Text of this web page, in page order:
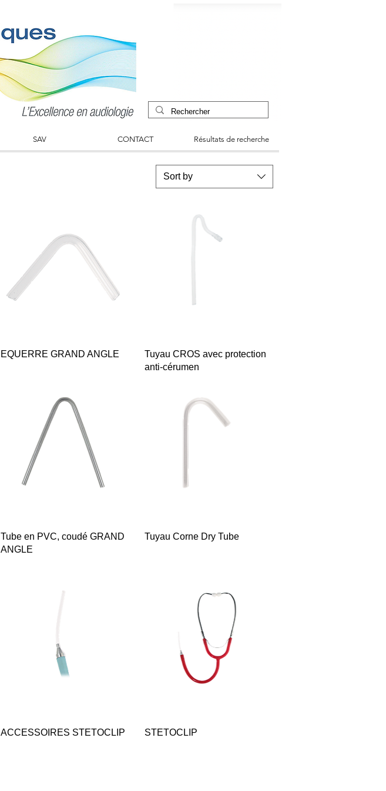
SAV CONTACT Résultats de recherche
Sort by
Quick View
EQUERRE GRAND ANGLE Quick View
Tuyau CROS avec protection
anti-cérumen
Quick View
Tube en PVC, coudé GRAND
ANGLE
Quick View
Tuyau Corne Dry Tube
Quick View
ACCESSOIRES STETOCLIP Quick View
STETOCLIP